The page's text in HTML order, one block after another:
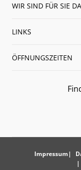
WIR SIND FÜR SIE DA
LINKS
ÖFFNUNGSZEITEN
Impressum